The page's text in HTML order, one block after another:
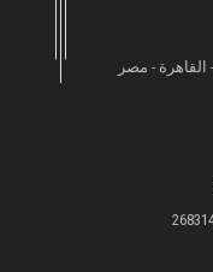
القاهرة - مصر